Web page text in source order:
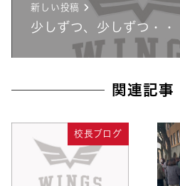
新しい投稿
少しずつ、少しずつ・
関連記事
校長ブログ